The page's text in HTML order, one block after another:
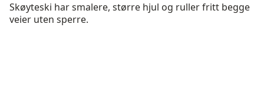
Skøyteski har smalere, større hjul og ruller fritt begge
veier uten sperre.